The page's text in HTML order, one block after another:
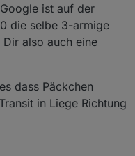
ist auf der
die selbe 3-armige
also auch eine
dass Päckchen
in Liege Richtung